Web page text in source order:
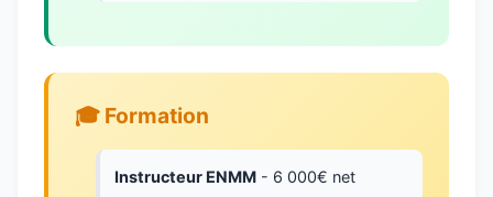
🎓 Formation
Instructeur ENMM- 6 000€ net